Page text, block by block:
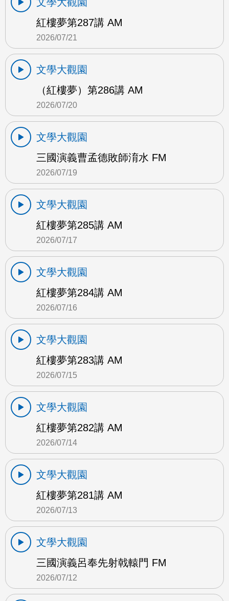
紅樓夢第287講 AM
2026/07/21
文學大觀園
（紅樓夢）第286講 AM
2026/07/20
文學大觀園
三國演義曹孟德敗師淯水 FM
2026/07/19
文學大觀園
紅樓夢第285講 AM
2026/07/17
文學大觀園
紅樓夢第284講 AM
2026/07/16
文學大觀園
紅樓夢第283講 AM
2026/07/15
文學大觀園
紅樓夢第282講 AM
2026/07/14
文學大觀園
紅樓夢第281講 AM
2026/07/13
文學大觀園
三國演義呂奉先射戟轅門 FM
2026/07/12